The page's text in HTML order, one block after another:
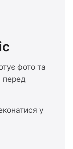
фото та
перед
у